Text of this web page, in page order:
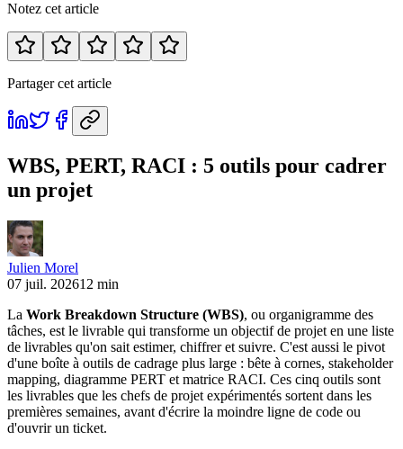
Notez cet article
Partager cet article
WBS, PERT, RACI : 5 outils pour cadrer
un projet
Julien Morel
07 juil. 202612 min
La Work Breakdown Structure (WBS), ou organigramme des
tâches, est le livrable qui transforme un objectif de projet en une liste
de livrables qu'on sait estimer, chiffrer et suivre. C'est aussi le pivot
d'une boîte à outils de cadrage plus large : bête à cornes, stakeholder
mapping, diagramme PERT et matrice RACI. Ces cinq outils sont
les livrables que les chefs de projet expérimentés sortent dans les
premières semaines, avant d'écrire la moindre ligne de code ou
d'ouvrir un ticket.